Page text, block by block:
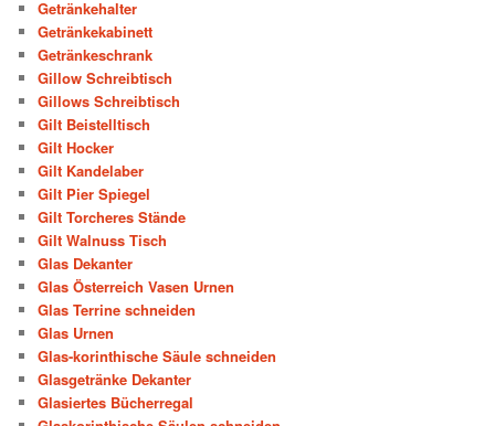
Getränkehalter
Getränkekabinett
Getränkeschrank
Gillow Schreibtisch
Gillows Schreibtisch
Gilt Beistelltisch
Gilt Hocker
Gilt Kandelaber
Gilt Pier Spiegel
Gilt Torcheres Stände
Gilt Walnuss Tisch
Glas Dekanter
Glas Österreich Vasen Urnen
Glas Terrine schneiden
Glas Urnen
Glas-korinthische Säule schneiden
Glasgetränke Dekanter
Glasiertes Bücherregal